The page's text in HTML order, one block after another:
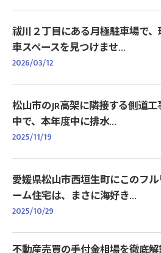
祓川２丁目にある月極駐車場で
車スペースを見つけませ...
2026/03/12
松山市のJR高架に隣接する側道
中で、本年度中に排水...
2025/11/19
愛媛県松山市西垣生町にこのフ
ーム住宅は、まさに海好き...
2025/10/29